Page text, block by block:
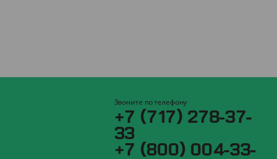
Звоните по телефону
+7 (717) 278-37-
33
+7 (800) 004-33-